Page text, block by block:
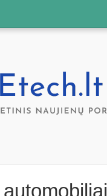
automobiliai